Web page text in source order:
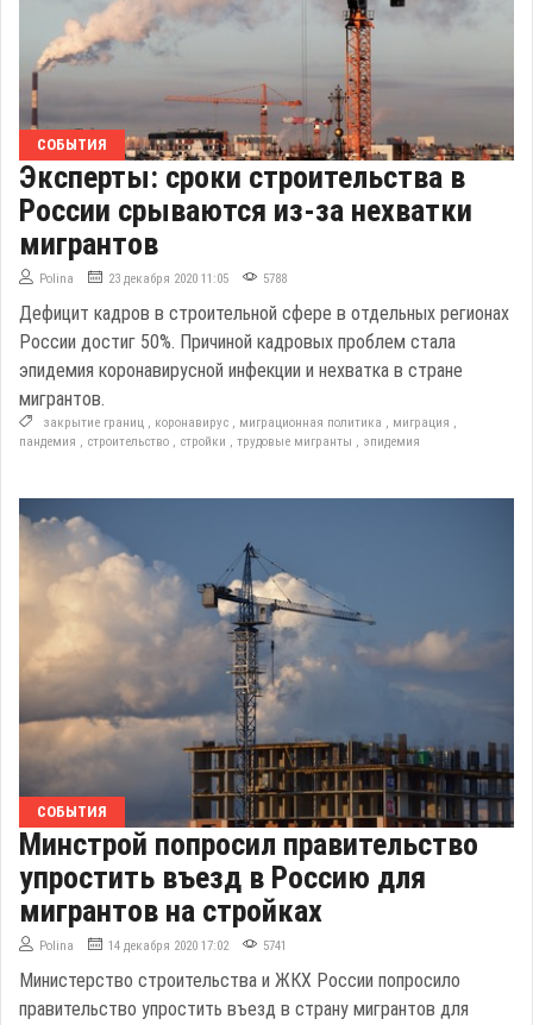
СОБЫТИЯ
Эксперты: сроки строительства в
России срываются из-за нехватки
мигрантов
Polina 23 декабря 2020 11:05 5788
Дефицит кадров в строительной сфере в отдельных регионах
России достиг 50%. Причиной кадровых проблем стала
эпидемия коронавирусной инфекции и нехватка в стране
мигрантов.
закрытие границ , коронавирус , миграционная политика , миграция ,
пандемия , строительство , стройки , трудовые мигранты , эпидемия
СОБЫТИЯ
Минстрой попросил правительство
упростить въезд в Россию для
мигрантов на стройках
Polina 14 декабря 2020 17:02 5741
Министерство строительства и ЖКХ России попросило
правительство упростить въезд в страну мигрантов для